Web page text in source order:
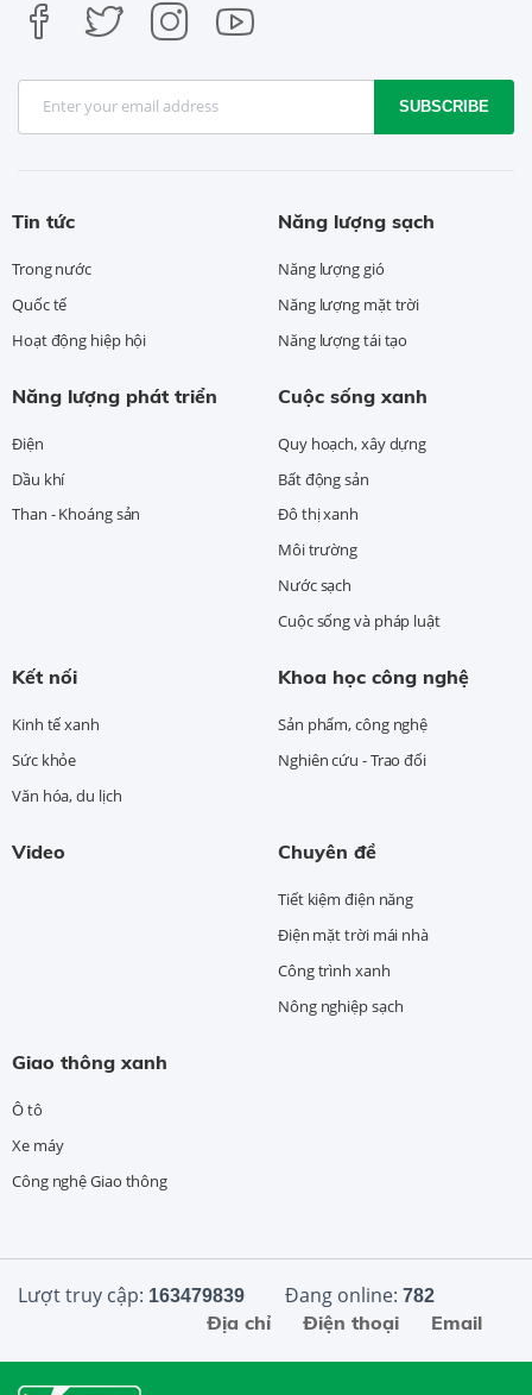
SUBSCRIBE
Tin tức
Trong nước
Quốc tế
Hoạt động hiệp hội
Năng lượng sạch
Năng lượng gió
Năng lượng mặt trời
Năng lượng tái tạo
Năng lượng phát triển
Điện
Dầu khí
Than - Khoáng sản
Cuộc sống xanh
Quy hoạch, xây dựng
Bất động sản
Đô thị xanh
Môi trường
Nước sạch
Cuộc sống và pháp luật
Kết nối
Kinh tế xanh
Sức khỏe
Văn hóa, du lịch
Khoa học công nghệ
Sản phẩm, công nghệ
Nghiên cứu - Trao đổi
Video Chuyên đề
Tiết kiệm điện năng
Điện mặt trời mái nhà
Công trình xanh
Nông nghiệp sạch
Giao thông xanh
Ô tô
Xe máy
Công nghệ Giao thông
Lượt truy cập: 163479839 Đang online: 782
Email
Điện thoại
Địa chỉ